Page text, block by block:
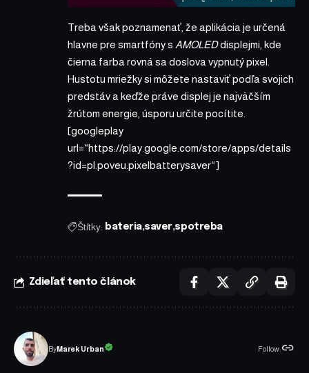
Treba však poznamenať, že aplikácia je určená
hlavne pre smartfóny s AMOLEDdisplejmi, kde
čierna farba rovná sa doslova vypnutý pixel.
Hustotu mriežky si môžete nastaviť podľa svojich
predstáv a keďže práve displej je najväčším
žrútom energie, úsporu určite pocítite.
[googleplay
url=“https://play.google.com/store/apps/details
?id=pl.poveu.pixelbatterysaver“]
Štítky: bateria saver spotreba
Zdieľať tento článok
ByMarek Urban Follow: